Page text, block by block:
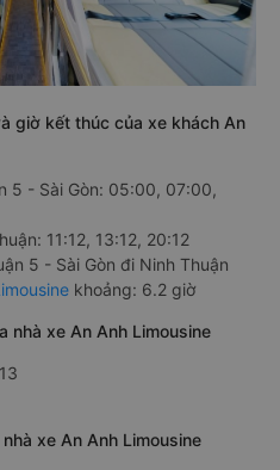
giờ kết thúc của xe khách An
5 - Sài Gòn: 05:00, 07:00,
11:12, 13:12, 20:12
5 - Sài Gòn đi Ninh Thuận
khoảng: 6.2 giờ
nhà xe An Anh Limousine
xe An Anh Limousine